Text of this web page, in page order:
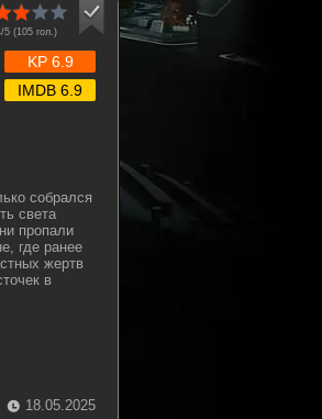
5 (105гол.)
KP 6.9
IMDB 6.9
собрался
света
пропали
где ранее
жертв
в
18.05.2025